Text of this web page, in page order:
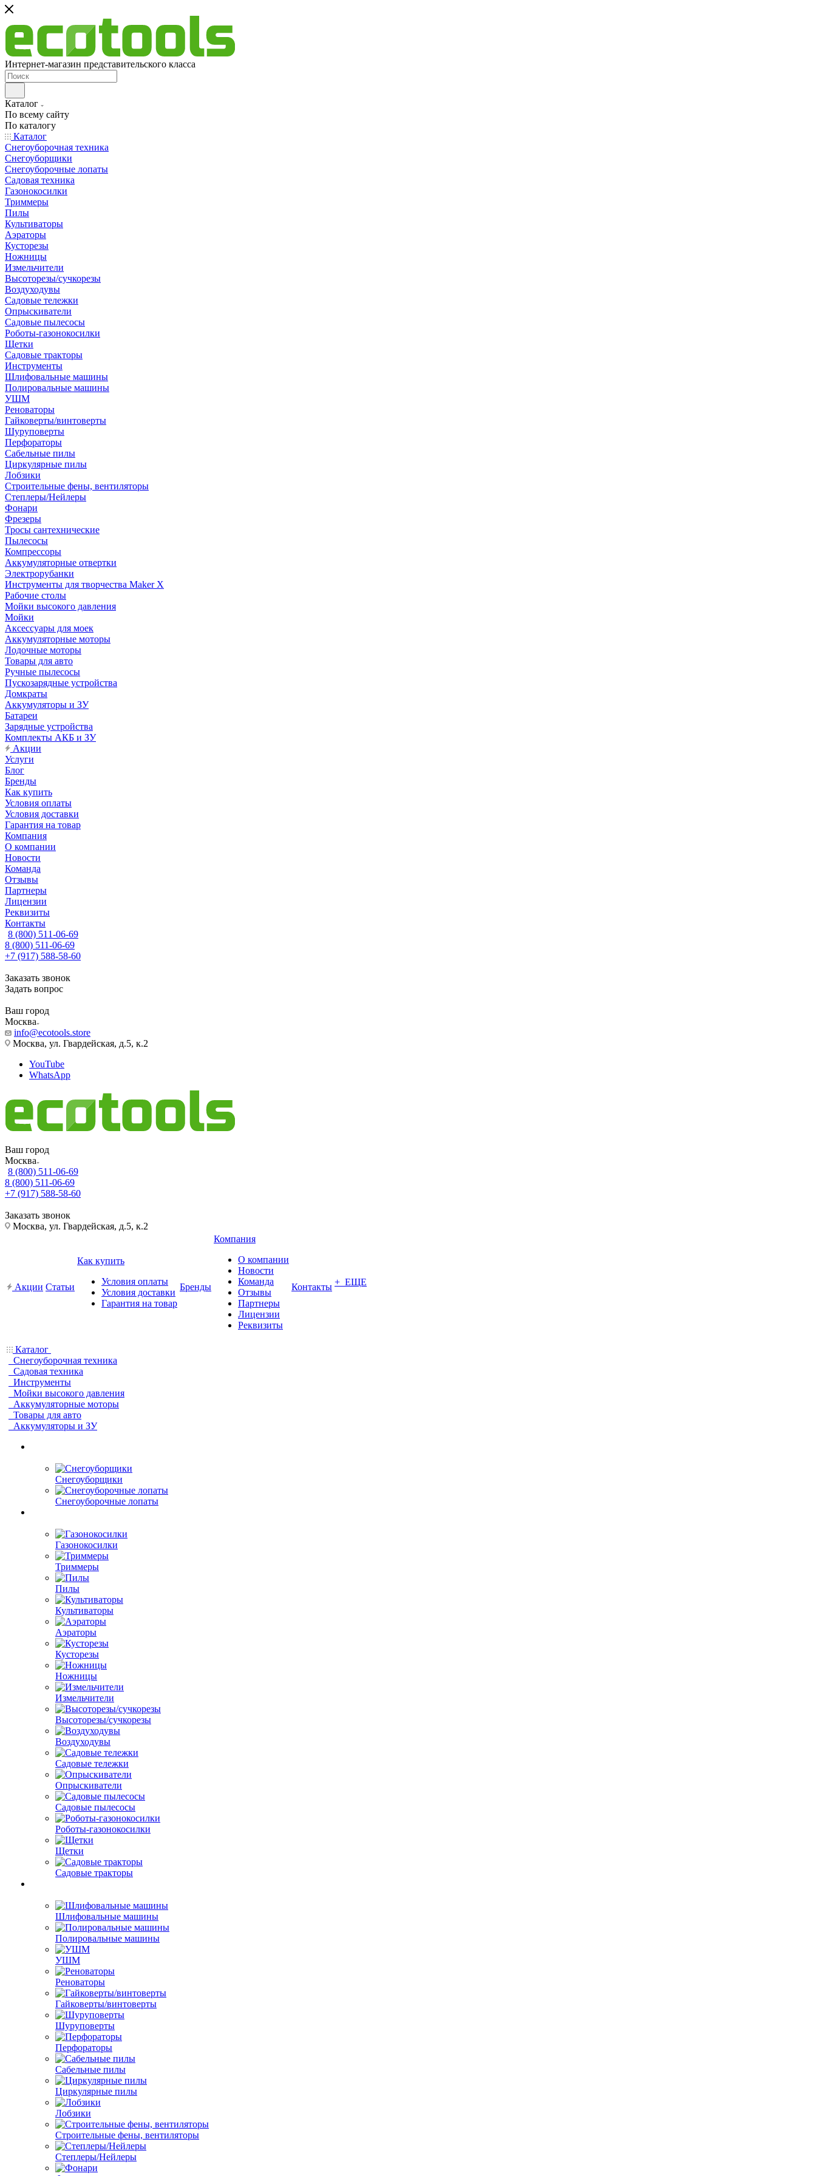
Интернет-магазин представительского класса
Каталог
По всему сайту
По каталогу
Каталог
Снегоуборочная техника
Снегоуборщики
Снегоуборочные лопаты
Садовая техника
Газонокосилки
Триммеры
Пилы
Культиваторы
Аэраторы
Кусторезы
Ножницы
Измельчители
Высоторезы/сучкорезы
Воздуходувы
Садовые тележки
Опрыскиватели
Садовые пылесосы
Роботы-газонокосилки
Щетки
Садовые тракторы
Инструменты
Шлифовальные машины
Полировальные машины
УШМ
Реноваторы
Гайковерты/винтоверты
Шуруповерты
Перфораторы
Сабельные пилы
Циркулярные пилы
Лобзики
Строительные фены, вентиляторы
Степлеры/Нейлеры
Фонари
Фрезеры
Тросы сантехнические
Пылесосы
Компрессоры
Аккумуляторные отвертки
Электрорубанки
Инструменты для творчества Maker X
Рабочие столы
Мойки высокого давления
Мойки
Аксессуары для моек
Аккумуляторные моторы
Лодочные моторы
Товары для авто
Ручные пылесосы
Пускозарядные устройства
Домкраты
Аккумуляторы и ЗУ
Батареи
Зарядные устройства
Комплекты АКБ и ЗУ
Акции
Услуги
Блог
Бренды
Как купить
Условия оплаты
Условия доставки
Гарантия на товар
Компания
О компании
Новости
Команда
Отзывы
Партнеры
Лицензии
Реквизиты
Контакты
8 (800) 511-06-69
8 (800) 511-06-69
+7 (917) 588-58-60
Заказать звонок
Задать вопрос
Ваш город
Москва
info@ecotools.store
Москва, ул. Гвардейская, д.5, к.2
YouTube
WhatsApp
Ваш город
Москва
8 (800) 511-06-69
8 (800) 511-06-69
+7 (917) 588-58-60
Заказать звонок
Москва, ул. Гвардейская, д.5, к.2
Акции Статьи
Как купить
Условия оплаты
Условия доставки
Гарантия на товар
Бренды
Компания
О компании
Новости
Команда
Отзывы
Партнеры
Лицензии
Реквизиты
Контакты + ЕЩЕ
Каталог
Снегоуборочная техника
Садовая техника
Инструменты
Мойки высокого давления
Аккумуляторные моторы
Товары для авто
Аккумуляторы и ЗУ
Снегоуборщики
Снегоуборочные лопаты
Газонокосилки
Триммеры
Пилы
Культиваторы
Аэраторы
Кусторезы
Ножницы
Измельчители
Высоторезы/сучкорезы
Воздуходувы
Садовые тележки
Опрыскиватели
Садовые пылесосы
Роботы-газонокосилки
Щетки
Садовые тракторы
Шлифовальные машины
Полировальные машины
УШМ
Реноваторы
Гайковерты/винтоверты
Шуруповерты
Перфораторы
Сабельные пилы
Циркулярные пилы
Лобзики
Строительные фены, вентиляторы
Степлеры/Нейлеры